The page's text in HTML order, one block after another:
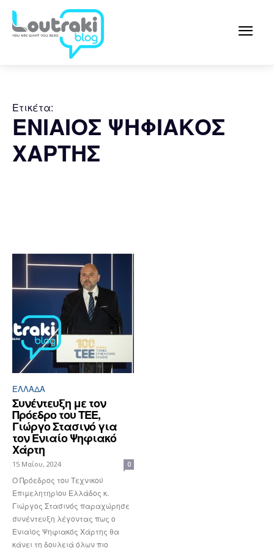
Ετικέτα:
ΕΝΙΑΙΟΣ ΨΗΦΙΑΚΟΣ
ΧΑΡΤΗΣ
ΕΛΛΆΔΑ
Συνέντευξη με τον
Πρόεδρο του ΤΕΕ,
Γιώργο Στασινό για
τον Ενιαίο Ψηφιακό
Χάρτη
15 Μαΐου, 2024 0
Ο Πρόεδρος του Τεχνικού
Επιμελητηρίου Ελλάδος κ.
Γιώργος Στασινός παραχώρησε
συνέντευξη λέγοντας πως ο
Ενιαίος Ψηφιακός Χάρτης θα
κάνει τη δουλειά όλων πιο